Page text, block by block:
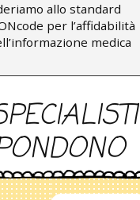
allo standard
per l’affidabilità
medica